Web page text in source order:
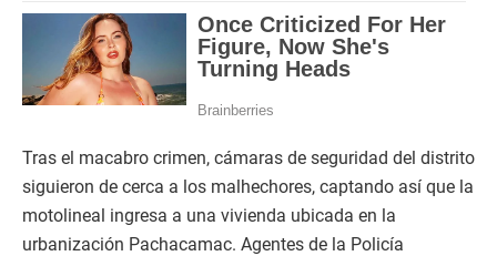
Tras el macabro crimen, cámaras de seguridad del distrito
siguieron de cerca a los malhechores, captando así que la
motolineal ingresa a una vivienda ubicada en la
urbanización Pachacamac. Agentes de la Policía